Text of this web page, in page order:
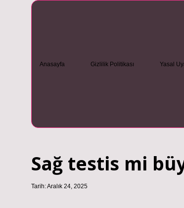
Anasayfa Gizlilik Politikası Yasal
Sağ testis mi
Tarih: Aralık 24, 2025